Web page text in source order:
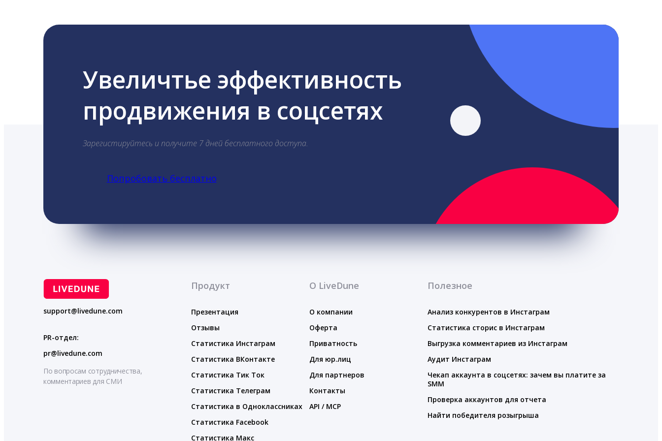
Увеличтье эффективность
продвижения в соцсетях
Зарегистируйтесь и получите 7 дней бесплатного доступа.
Попробовать бесплатно
support@livedune.com
PR-отдел:
pr@livedune.com
По вопросам сотрудничества,
комментариев для СМИ
Продукт
Презентация
Отзывы
Статистика Инстаграм
Статистика ВКонтакте
Статистика Тик Ток
Статистика Телеграм
Статистика в Одноклассниках
Статистика Facebook
Статистика Макс
О LiveDune
О компании
Оферта
Приватность
Для юр.лиц
Для партнеров
Контакты
API / MCP
Полезное
Анализ конкурентов в Инстаграм
Статистика сторис в Инстаграм
Выгрузка комментариев из Инстаграм
Аудит Инстаграм
Чекап аккаунта в соцсетях: зачем вы платите за
SMM
Проверка аккаунтов для отчета
Найти победителя розыгрыша